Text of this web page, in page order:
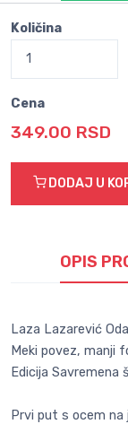
Količina
Cena
349.00 RSD
DODAJ U
OPIS
Laza Lazarević
Meki povez, manji
Edicija Savremena
Prvi put s ocem na